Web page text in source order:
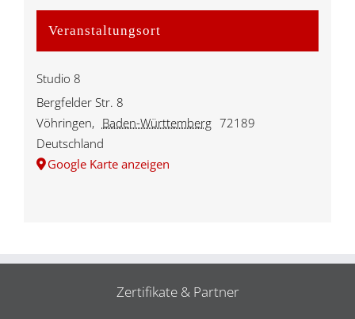
Veranstaltungsort
Studio 8
Bergfelder Str. 8
Vöhringen, Baden-Württemberg 72189
Deutschland
Google Karte anzeigen
Zertifikate & Partner